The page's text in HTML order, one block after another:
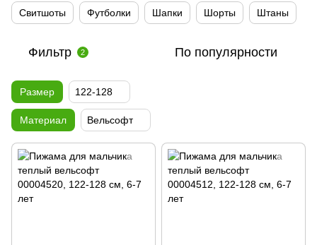
Свитшоты Футболки Шапки Шорты Штаны
Фильтр 2 По популярности
Размер 122-128
Материал Вельсофт